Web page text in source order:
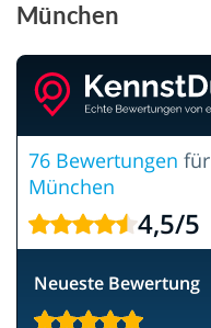
München
76 Bewertungen für
München
4,5/5
Neueste Bewertung